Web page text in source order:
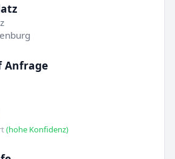
Anfrage
(hohe Konfidenz)